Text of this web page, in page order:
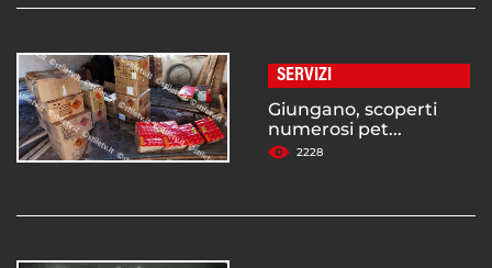
SERVIZI
Giungano, scoperti
numerosi pet...
2228